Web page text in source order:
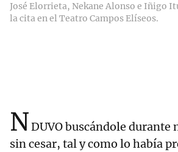
José Elorrieta, Nekane Alonso e Iñigo
la cita en el Teatro Campos Elíseos.
NDUVO buscándole durante
sin cesar, tal y como lo había